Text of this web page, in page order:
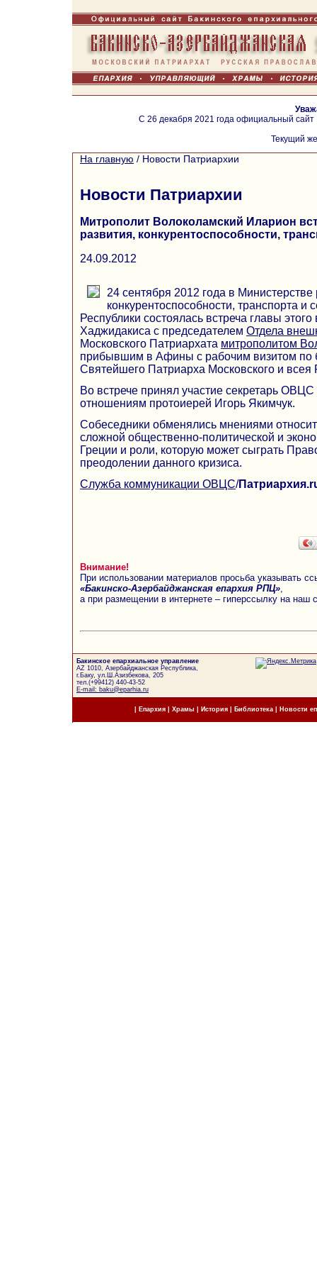
С 26 декабря 2021 года официальный
Текущий
На главную / Новости Патриархии
Новости Патриархии
Митрополит Волоколамский Иларион
развития, конкурентоспособности,
24.09.2012
24 сентября 2012 года в Министерстве
конкурентоспособности, транспорта и
Республики состоялась встреча главы
Хаджидакиса с председателем Отдела
Московского Патриархата митрополитом
прибывшим в Афины с рабочим визитом по
Святейшего Патриарха Московского и всея
Во встрече принял участие секретарь
отношениям протоиерей Игорь Якимчук.
Собеседники обменялись мнениями
сложной общественно-политической и
Греции и роли, которую может сыграть
преодолении данного кризиса.
Служба коммуникации ОВЦС/
Внимание!
При использовании материалов просьба указывать
«Бакинско-Азербайджанская епархия РПЦ»
а при размещении в интернете – гиперссылку на наш
Бакинское епархиальное управление
AZ 1010, Азербайджанская Республика,
г.Баку, ул.Ш.Азизбекова, 205
тел.(+99412) 440-43-52
E-mail: baku@eparhia.ru
Епархия| Храмы История| Библиотека Новости